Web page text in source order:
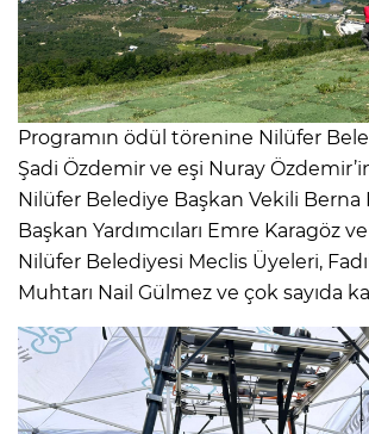
Programın ödül törenine Nilüfer
Şadi Özdemir ve eşi Nuray Özdemir’in
Nilüfer Belediye Başkan Vekili Berna
Başkan Yardımcıları Emre Karagöz
Nilüfer Belediyesi Meclis Üyeleri,
Muhtarı Nail Gülmez ve çok sayıda